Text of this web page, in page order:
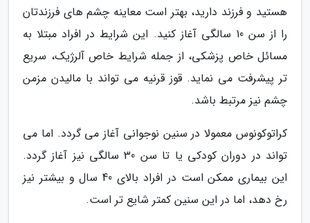
هستید و فرزند دارید، بهتر است معاینه چشم های فرزندتان
را از سن 10 سالگی آغاز کنید. این شرایط در افراد مبتلا به
مسائل خاص پزشکی، از جمله شرایط خاص آلرژیک، سریع
تر پیشرفت می نماید. قوز قرنیه می تواند با مالیدن مزمن
چشم نیز مرتبط باشد.
کراتوکونوس معمولا در سنین نوجوانی آغاز می گردد. اما می
تواند در دوران کودکی یا تا سن 30 سالگی نیز آغاز گردد.
این بیماری ممکن است در افراد بالای 40 سال و بیشتر نیز
رخ دهد، اما در این سنین کمتر شایع تر است.